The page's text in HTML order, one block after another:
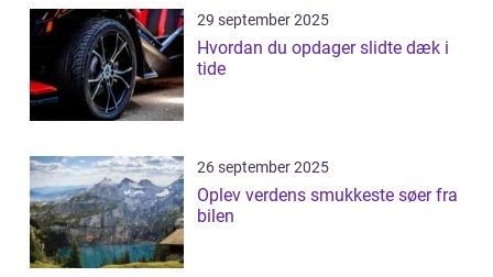
29 september 2025
Hvordan du opdager slidte dæk i
tide
26 september 2025
Oplev verdens smukkeste søer fra
bilen